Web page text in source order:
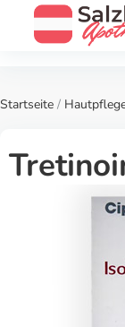
Startseite /